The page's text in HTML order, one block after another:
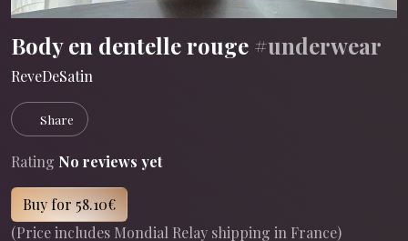
Body en dentelle rouge #underwear
ReveDeSatin
Share
Rating No reviews yet
Buy for 58.10€
(Price includes Mondial Relay shipping in France)